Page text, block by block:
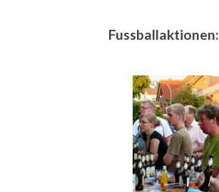
Fussballaktionen: